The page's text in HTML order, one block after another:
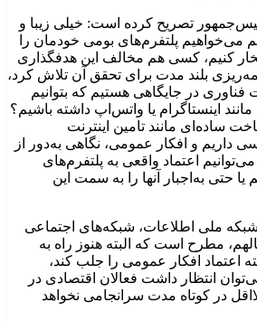
تصریح کرده است: خیلی زیبا و
می‌خواهیم پلتفرم‌های بومی‌ خودمان را
کنیم، کسی هم مخالف این هدفگذاری
بلند مدت برای تحقق آن تلاش کرد،
فناوری در جایگاهی هستیم که بتوانیم
اینستاگرام یا واتس‌اپ داشته باشیم؟
ساده‌ای مانند تامین اینترنت
و افکار عمومی، نگاهی به‌دور از
می‌توانیم اعتماد واقعی به پلتفرم‌های
یا حتی به‌اجبار آنها را به سمت این
ملی اطلاعات، شبکه‌های اجتماعی
مطرح است که البته هنوز راه به
اعتماد افکار عمومی را جلب کند،
انتظار داشت فعالان اقتصادی در
در کوتاه مدت سرانجامی نخواهد